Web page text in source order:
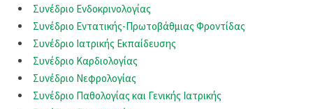
Συνέδριο Ενδοκρινολογίας
Συνέδριο Εντατικής-Πρωτοβάθμιας Φροντίδας
Συνέδριο Ιατρικής Εκπαίδευσης
Συνέδριο Καρδιολογίας
Συνέδριο Νεφρολογίας
Συνέδριο Παθολογίας και Γενικής Ιατρικής